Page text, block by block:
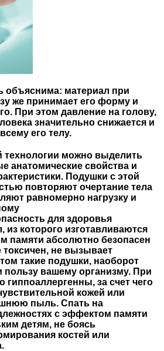
объяснима: материал при
же принимает его форму и
При этом давление на голову,
значительно снижается и
его телу.
технологии можно выделить
анатомические свойства и
Подушки с этой
повторяют очертание тела
равномерно нагрузку и
для здоровья
из которого изготавливаются
памяти абсолютно безопасен
токсичен, не вызывает
такие подушки, наоборот
вашему организму. При
гиппоаллергенны, за счет чего
кожей или
пыль. Спать на
с эффектом памяти
детям, не боясь
костей или